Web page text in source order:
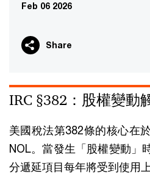
Feb 06 2026
Share
IRC §382：股權變動
美國稅法第382條的核心在
NOL。當發生「股權變動」
分遞延項目每年將受到使用上